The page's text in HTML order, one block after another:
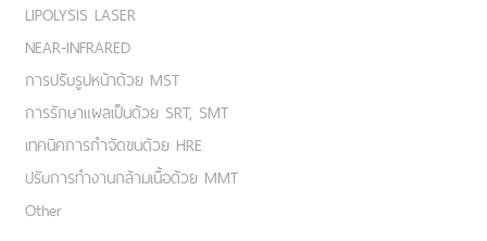
LIPOLYSIS LASER
NEAR-INFRARED
การปรับรูปหน้าด้วย MST
การรักษาแผลเป็นด้วย SRT, SMT
เทคนิคการกำจัดขนด้วย HRE
ปรับการทำงานกล้ามเนื้อด้วย MMT
Other